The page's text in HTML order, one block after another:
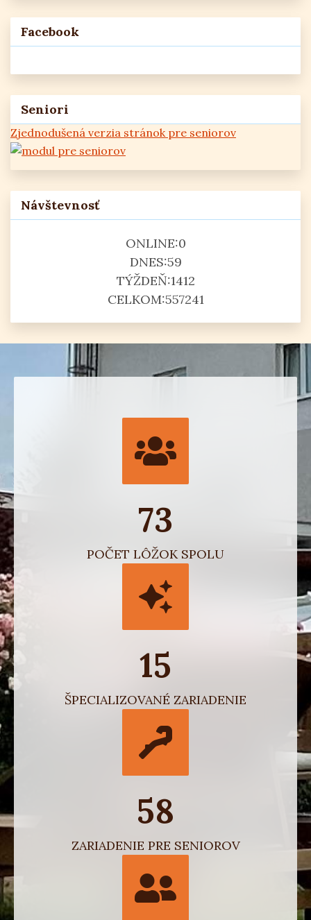
Facebook
Seniori
Zjednodušená verzia stránok pre seniorov
Návštevnosť
ONLINE:0
DNES:59
TÝŽDEŇ:1412
CELKOM:557241
73
POČET LÔŽOK SPOLU
15
ŠPECIALIZOVANÉ ZARIADENIE
58
ZARIADENIE PRE SENIOROV